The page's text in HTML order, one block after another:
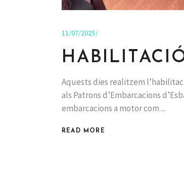
11/07/2025
Aquests dies realitzem
als Patrons d’Embarcacions
embarcacions a motor com
READ MORE